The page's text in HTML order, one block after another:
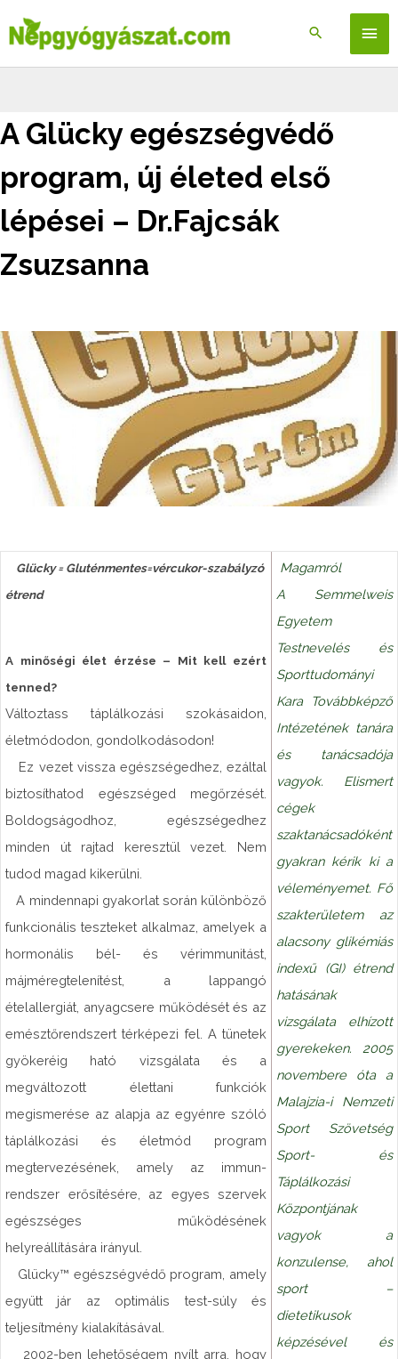
to
content
A Glücky egészségvédő
program, új életed első
lépései – Dr.Fajcsák
Zsuzsanna
Glücky = Gluténmentes=vércukor-szabályzó
étrend
A minőségi élet érzése – Mit kell ezért
tenned?
Változtass táplálkozási szokásaidon,
életmódodon, gondolkodásodon!
Ez vezet vissza egészségedhez, ezáltal
biztosíthatod egészséged megőrzését.
Boldogságodhoz, egészségedhez
minden út rajtad keresztül vezet. Nem
tudod magad kikerülni.
A mindennapi gyakorlat során különböző
funkcionális teszteket alkalmaz, amelyek a
hormonális bél- és vérimmunitást,
májméregtelenítést, a lappangó
ételallergiát, anyagcsere működését és az
emésztőrendszert térképezi fel. A tünetek
gyökeréig ható vizsgálata és a
megváltozott élettani funkciók
megismerése az alapja az egyénre szóló
táplálkozási és életmód program
megtervezésének, amely az immun-
rendszer erősítésére, az egyes szervek
egészséges működésének
helyreállítására irányul.
Glücky™ egészségvédő program, amely
együtt jár az optimális test-súly és
teljesítmény kialakításával.
2002-ben lehetőségem nyílt arra, hogy
Magamról
A Semmelweis
Egyetem
Testnevelés és
Sporttudományi
Kara Továbbképző
Intézetének tanára
és tanácsadója
vagyok. Elismert
cégek
szaktanácsadóként
gyakran kérik ki a
véleményemet. Fő
szakterületem az
alacsony glikémiás
indexű (GI) étrend
hatásának
vizsgálata elhízott
gyerekeken. 2005
novembere óta a
Malajzia-i Nemzeti
Sport Szövetség
Sport- és
Táplálkozási
Központjának
vagyok a
konzulense, ahol
sport –
dietetikusok
képzésével és